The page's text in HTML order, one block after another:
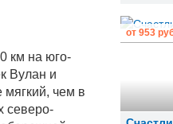
км на юго-
Вулан и
мягкий, чем в
северо-
от 953